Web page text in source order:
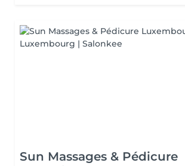
Sun Massages & Pédicure